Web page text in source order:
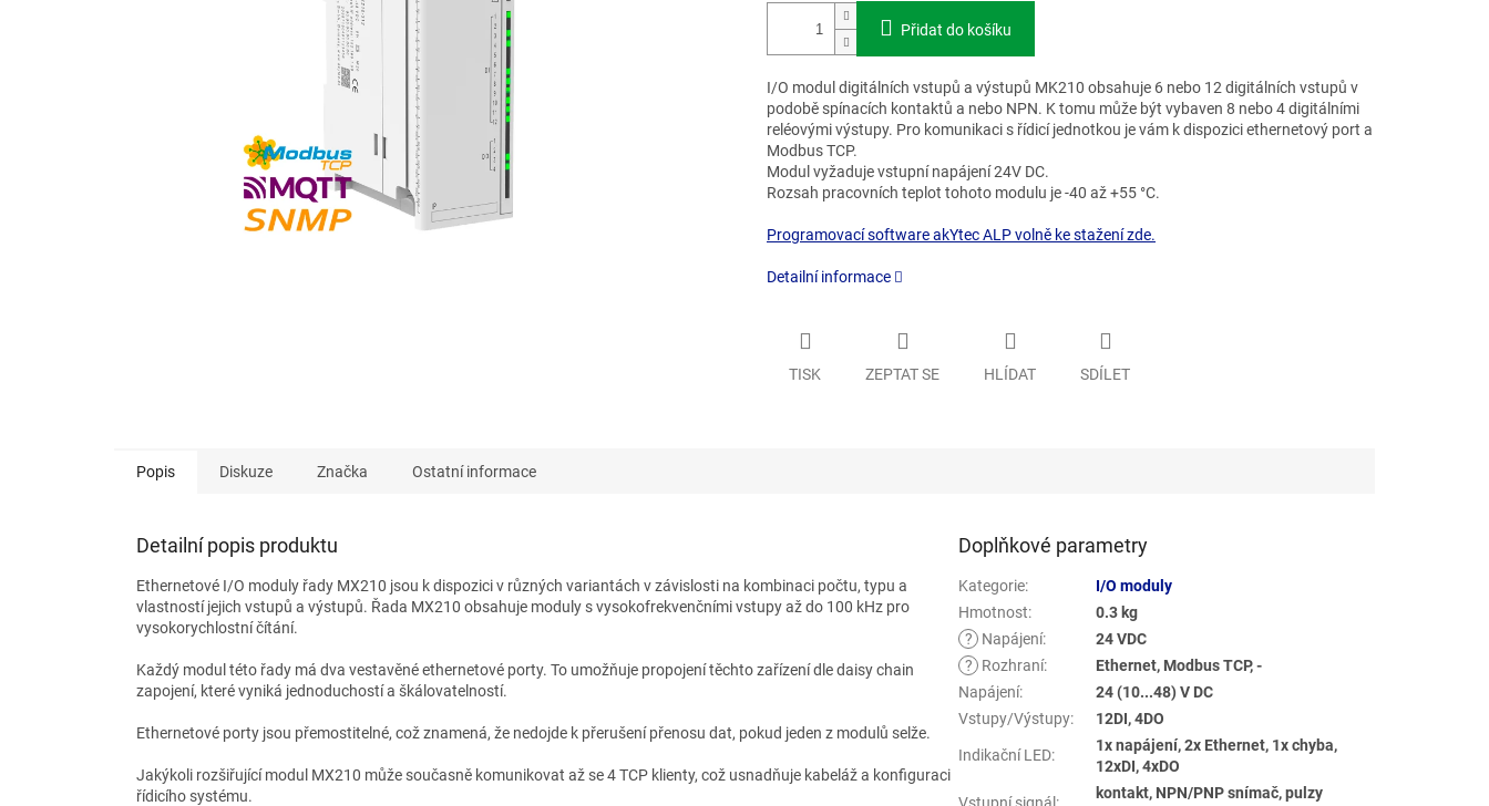
Přidat do košíku
I/O modul digitálních vstupů a výstupů MK210 obsahuje 6 nebo 12 digitálních vstupů v
podobě spínacích kontaktů a nebo NPN. K tomu může být vybaven 8 nebo 4 digitálními
reléovými výstupy. Pro komunikaci s řídicí jednotkou je vám k dispozici ethernetový port a
Modbus TCP.
Modul vyžaduje vstupní napájení 24V DC.
Rozsah pracovních teplot tohoto modulu je -40 až +55 °C.
Programovací software akYtec ALP volně ke stažení zde.
Detailní informace
TISK ZEPTAT SE HLÍDAT SDÍLET
Popis Diskuze Značka Ostatní informace
Detailní popis produktu
Ethernetové I/O moduly řady MX210 jsou k dispozici v různých variantách v závislosti na kombinaci počtu, typu a
vlastností jejich vstupů a výstupů. Řada MX210 obsahuje moduly s vysokofrekvenčními vstupy až do 100 kHz pro
vysokorychlostní čítání.
Každý modul této řady má dva vestavěné ethernetové porty. To umožňuje propojení těchto zařízení dle daisy chain
zapojení, které vyniká jednoduchostí a škálovatelností.
Ethernetové porty jsou přemostitelné, což znamená, že nedojde k přerušení přenosu dat, pokud jeden z modulů selže.
Jakýkoli rozšiřující modul MX210 může současně komunikovat až se 4 TCP klienty, což usnadňuje kabeláž a konfiguraci
řídicího systému.
Doplňkové parametry
Kategorie:
I/O moduly
Hmotnost:
0.3 kg
?
Napájení:
24 VDC
?
Rozhraní:
Ethernet, Modbus TCP, -
Napájení:
24 (10...48) V DC
Vstupy/Výstupy: 12DI, 4DO
Indikační LED:
1x napájení, 2x Ethernet, 1x chyba,
12xDI, 4xDO
kontakt, NPN/PNP snímač, pulzy